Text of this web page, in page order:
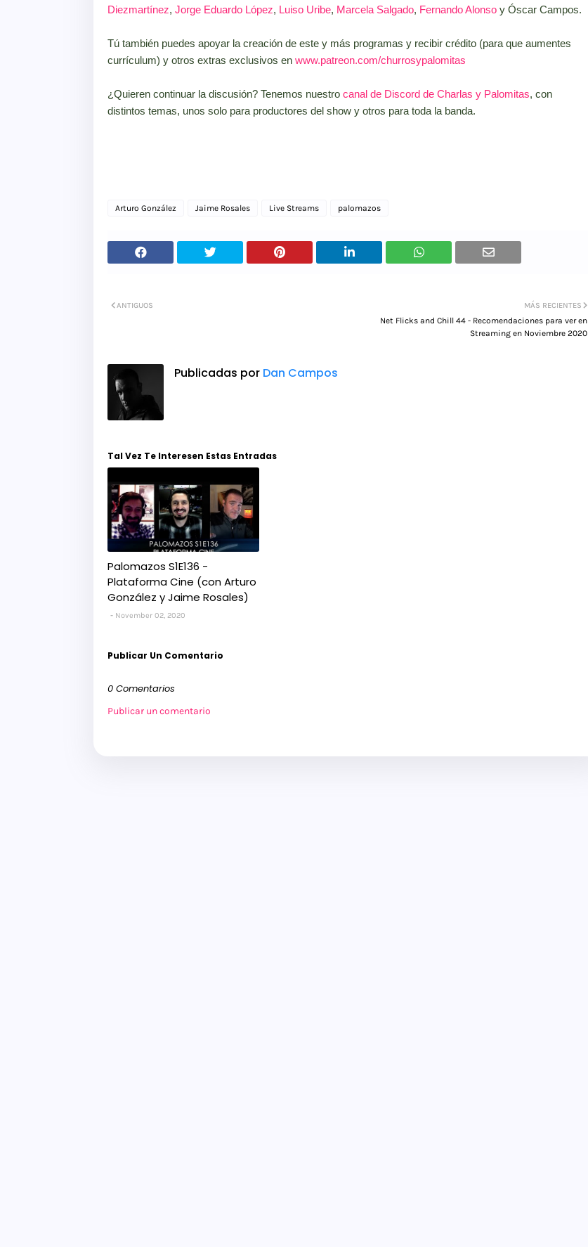
Diezmartínez, Jorge Eduardo López, Luiso Uribe, Marcela Salgado, Fernando Alonso y Óscar Campos.
Tú también puedes apoyar la creación de este y más programas y recibir crédito (para que aumentes
currículum) y otros extras exclusivos en www.patreon.com/churrosypalomitas
¿Quieren continuar la discusión? Tenemos nuestro canal de Discord de Charlas y Palomitas, con
distintos temas, unos solo para productores del show y otros para toda la banda.
Arturo González Jaime Rosales Live Streams palomazos
MÁS RECIENTES
Net Flicks and Chill 44 - Recomendaciones para ver en
Streaming en Noviembre 2020
ANTIGUOS
Publicadas por Dan Campos
Tal Vez Te Interesen Estas Entradas
Palomazos S1E136 -
Plataforma Cine (con Arturo
González y Jaime Rosales)
November 02, 2020
Publicar Un Comentario
0 Comentarios
Publicar un comentario